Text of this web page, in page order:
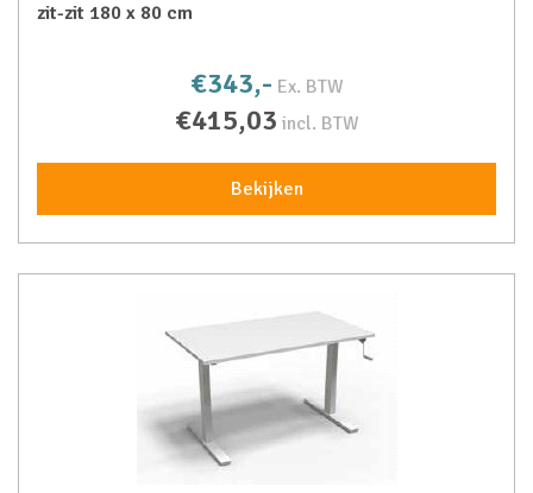
zit-zit 180 x 80 cm
€343,- Ex. BTW
€415,03 incl. BTW
Bekijken